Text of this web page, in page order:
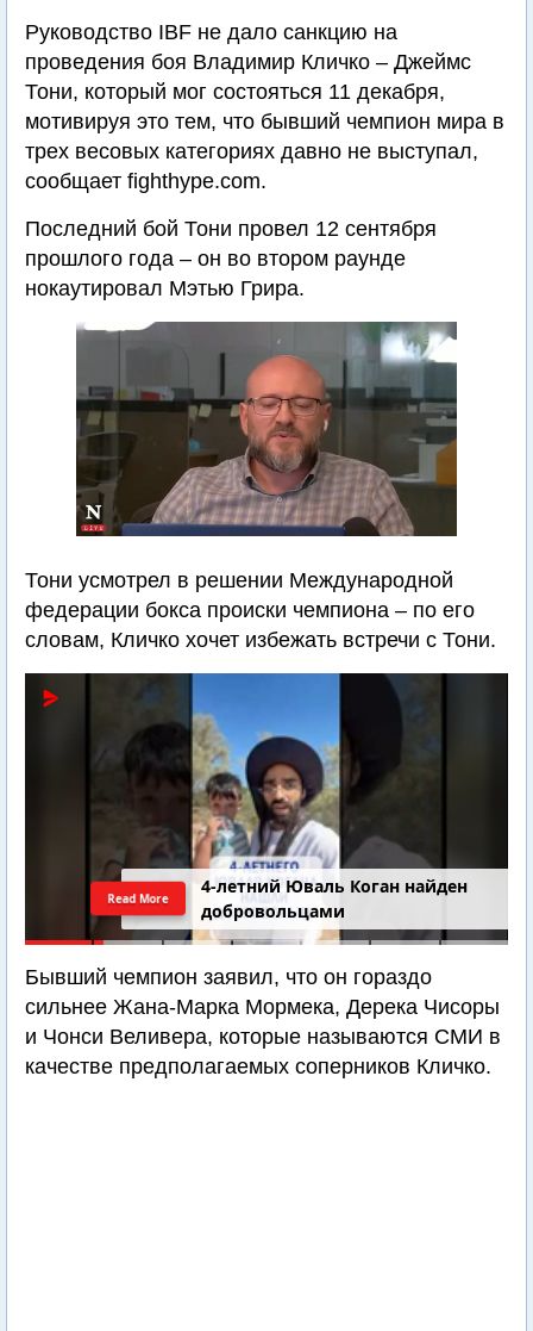
Руководство IBF не дало санкцию на
проведения боя Владимир Кличко – Джеймс
Тони, который мог состояться 11 декабря,
мотивируя это тем, что бывший чемпион мира в
трех весовых категориях давно не выступал,
сообщает fighthype.com.
Последний бой Тони провел 12 сентября
прошлого года – он во втором раунде
нокаутировал Мэтью Грира.
Тони усмотрел в решении Международной
федерации бокса происки чемпиона – по его
словам, Кличко хочет избежать встречи с Тони.
4-летний Юваль Коган найден
добровольцами
Read More
Бывший чемпион заявил, что он гораздо
сильнее Жана-Марка Мормека, Дерека Чисоры
и Чонси Веливера, которые называются СМИ в
качестве предполагаемых соперников Кличко.